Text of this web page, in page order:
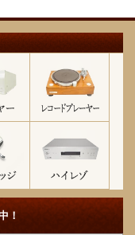
！